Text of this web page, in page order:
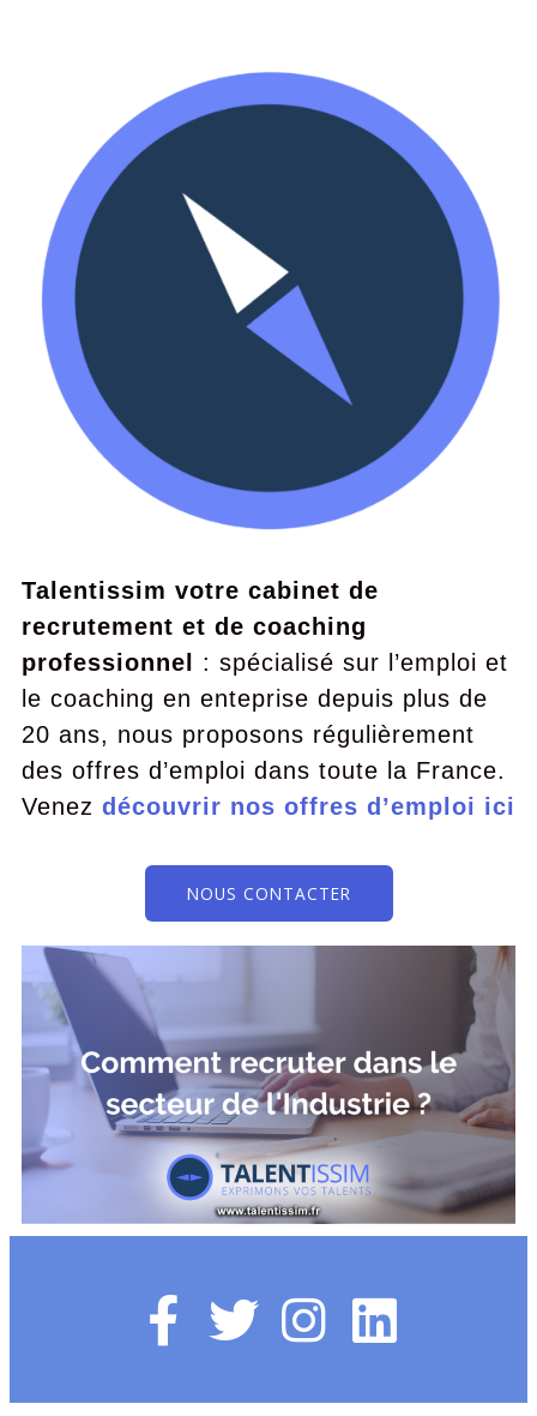
Talentissim votre cabinet de
recrutement et de coaching
professionnel
: spécialisé sur l’emploi et
le coaching en enteprise depuis plus de
20 ans, nous proposons régulièrement
des offres d’emploi dans toute la France.
Venez découvrir nos offres d’emploi ici
NOUS CONTACTER